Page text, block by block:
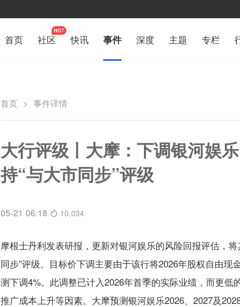
首页 社区 快讯 事件 深度 主题 专栏
首页 > 事件详情
大行评级丨大摩：下调银河娱
持“与大市同步”评级
05-21 06:18 10,034
摩根士丹利发表研报，更新对银河娱乐的风险回报评估，
同步”评级。目标价下调主要由于该行将2026年股权自由
测下调4%。此调整已计入2026年首季的实际业绩，而更低
推广成本上升等因素。大摩预测银河娱乐2026、2027及